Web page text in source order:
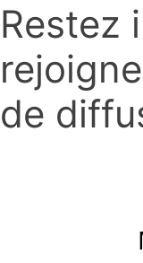
Restez
de